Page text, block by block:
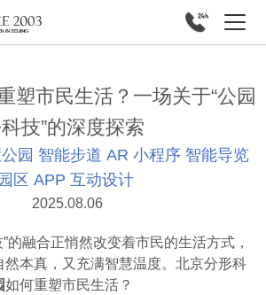
塑市民生活？一场关于“公园
技”的深度探索
园 智能步道 AR 小程序 智能导览
园区 APP 互动设计
2025.08.06
的融合正悄然改变着市民的生活方式，
然本真，又充满智慧温度。北京分形科
如何重塑市民生活？